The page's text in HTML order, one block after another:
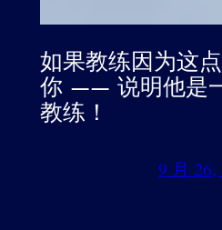
如果教练因为这
你 —— 说明他是
教练！
9 月 26,